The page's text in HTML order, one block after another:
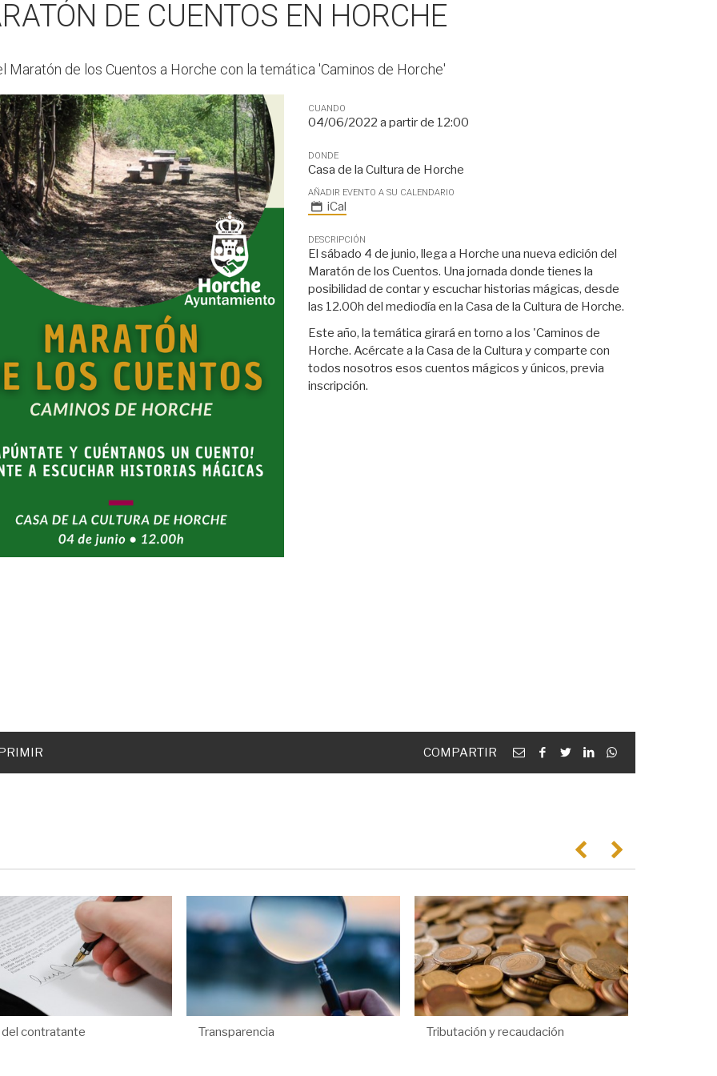
DE CUENTOS EN HORCHE
Maratón de los Cuentos a Horche con la temática 'Caminos de Horche'
CUANDO
04/06/2022 a partir de 12:00
DONDE
Casa de la Cultura de Horche
AÑADIR EVENTO A SU CALENDARIO
iCal
DESCRIPCIÓN
El sábado 4 de junio, llega a Horche una nueva edición del
Maratón de los Cuentos. Una jornada donde tienes la
posibilidad de contar y escuchar historias mágicas, desde
las 12.00h del mediodía en la Casa de la Cultura de Horche.
Este año, la temática girará en torno a los 'Caminos de
Horche. Acércate a la Casa de la Cultura y comparte con
todos nosotros esos cuentos mágicos y únicos, previa
inscripción.
COMPARTIR Email facebooktwitterlinkedin
Anterior
contratante Transparencia Tributación y recaudación